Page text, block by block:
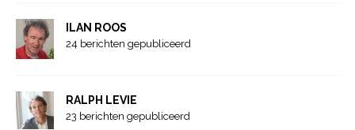
ILAN ROOS
24 berichten gepubliceerd
RALPH LEVIE
23 berichten gepubliceerd